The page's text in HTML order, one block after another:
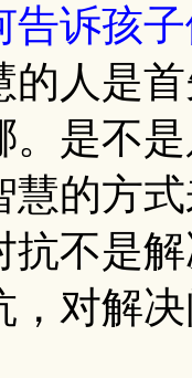
告诉孩
的人是
。是不
慧的方
抗不是
，对解